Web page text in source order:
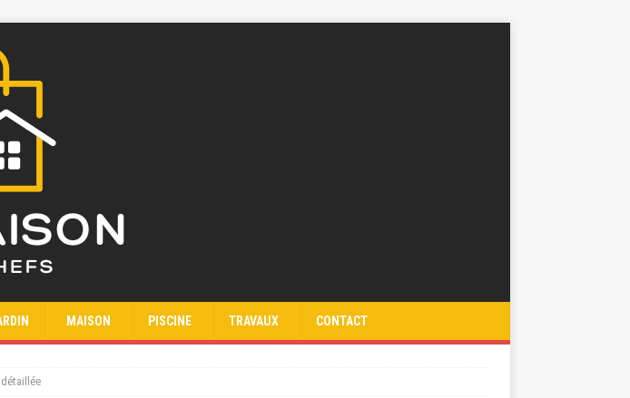
MAISON PISCINE TRAVAUX CONTACT